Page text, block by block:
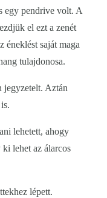
egy pendrive volt. A
el ezt a zenét
éneklést saját maga
tulajdonosa.
jegyzetelt. Aztán
lehetett, ahogy
lehet az álarcos
lépett.